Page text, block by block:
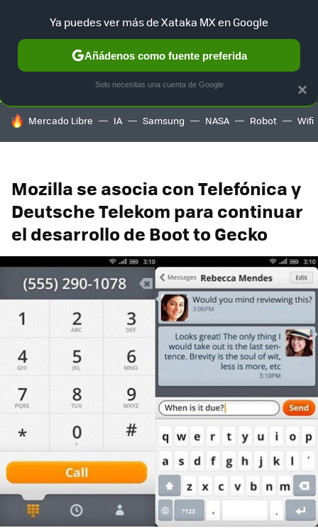
SELECCIÓN GAMING HOME AUTO TERRITORIO
HOY SE HABLA DE
Mercado Libre IA Samsung NASA Robot Wifi
Mozilla se asocia con Telefónica y
Deutsche Telekom para continuar
el desarrollo de Boot to Gecko
×
Ya puedes ver más de Xataka MX en Google
Añádenos como fuente preferida
Solo necesitas una cuenta de Google